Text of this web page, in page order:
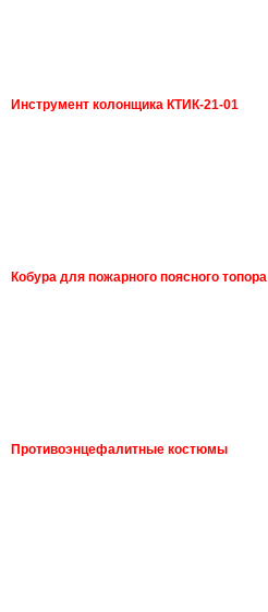
Инструмент колонщика КТИК-21-01
Кобура для пожарного поясного топора
Противоэнцефалитные костюмы